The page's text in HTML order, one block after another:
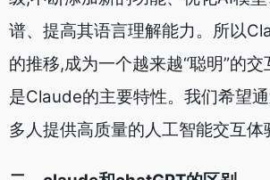
Claude应用 上午 9:19
Claude和ChatGPT都是人工智能
具体实现和功能方面有一定差别:1.
Claude是由Anthropic开发的AI助